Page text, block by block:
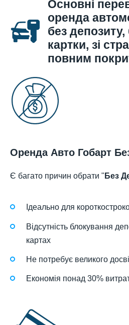
Основні
оренда
без депозиту,
картки, зі
повним
Оренда Авто Гобарт
Є багато причин обрати " Без
Ідеально для
Відсутність блокування
картах
Не потребує великого
Економія понад 30%